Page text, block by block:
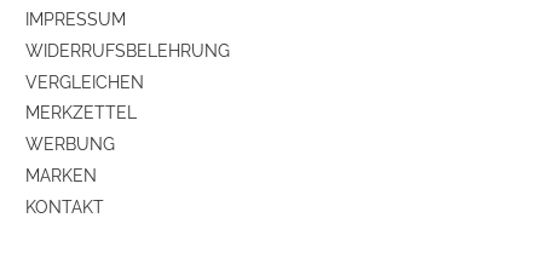
IMPRESSUM
WIDERRUFSBELEHRUNG
VERGLEICHEN
MERKZETTEL
WERBUNG
MARKEN
KONTAKT